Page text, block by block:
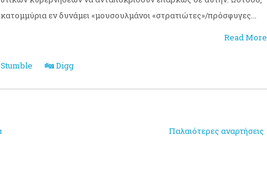
εν δυνάμει «μουσουλμάνοι «στρατιώτες»/πρόσφυγες...
Read More
Digg
Παλαιότερες αναρτήσεις